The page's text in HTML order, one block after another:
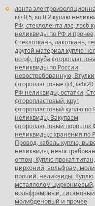
лента
кф 0,5, кп 0,2 куплю
РФ, стеклолента лэс, лэсб
неликвиды по РФ и прочее,
Стеклоткань, лакоткань,
другой материал куплю
по рф, Труба
неликвиды по России,
невостребованную, Втулки
фторопластовые ф4,
РФ неликвиды, остатки,
фторопластовый, круг
фторопластовый куплю по
неликвиды, Закупаем
фторопластовый порошок
неликвиды,с хранения по
Провод, кабель куплю,
неликвиды,
оптом, Куплю прокат титан,
цирконий, вольфрам,
прочий, неликвиды, Куплю
металлолом циркониевый,
вольфрамовый,
молибденовый и прочее